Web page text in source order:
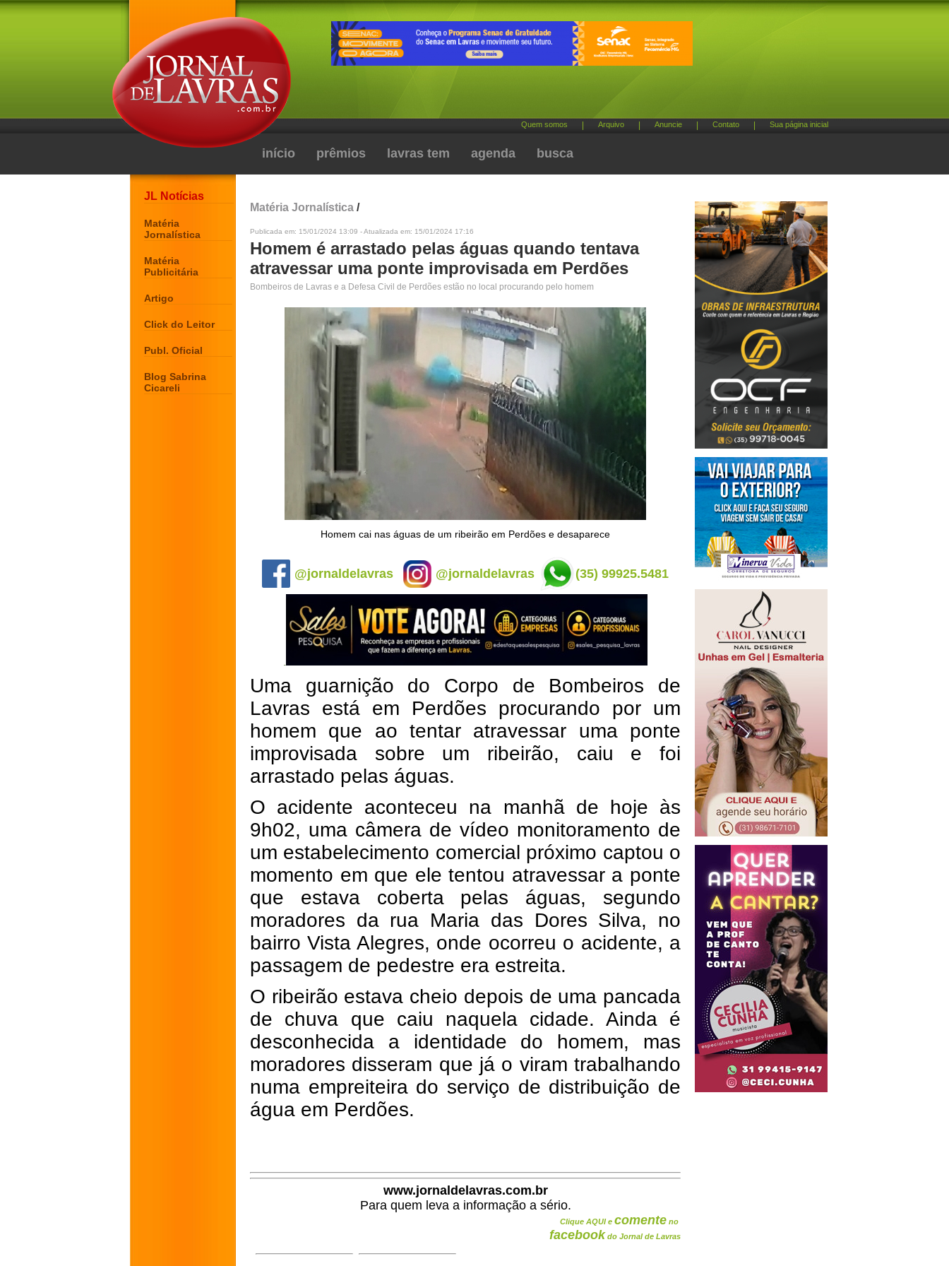
Quem somos Arquivo Anuncie Contato Sua página inicial
início prêmios lavras tem agenda busca
JL Notícias
Matéria
Jornalística
Matéria
Publicitária
Artigo
Click do Leitor
Publ. Oficial
Blog Sabrina
Cicareli
Matéria Jornalística /
Publicada em: 15/01/2024 13:09 - Atualizada em: 15/01/2024 17:16
Homem é arrastado pelas águas quando tentava
atravessar uma ponte improvisada em Perdões
Bombeiros de Lavras e a Defesa Civil de Perdões estão no local procurando pelo homem
Homem cai nas águas de um ribeirão em Perdões e desaparece
@jornaldelavras @jornaldelavras (35) 99925.5481
Uma guarnição do Corpo de Bombeiros de
Lavras está em Perdões procurando por um
homem que ao tentar atravessar uma ponte
improvisada sobre um ribeirão, caiu e foi
arrastado pelas águas.
O acidente aconteceu na manhã de hoje às
9h02, uma câmera de vídeo monitoramento de
um estabelecimento comercial próximo captou o
momento em que ele tentou atravessar a ponte
que estava coberta pelas águas, segundo
moradores da rua Maria das Dores Silva, no
bairro Vista Alegres, onde ocorreu o acidente, a
passagem de pedestre era estreita.
O ribeirão estava cheio depois de uma pancada
de chuva que caiu naquela cidade. Ainda é
desconhecida a identidade do homem, mas
moradores disseram que já o viram trabalhando
numa empreiteira do serviço de distribuição de
água em Perdões.
www.jornaldelavras.com.br
Para quem leva a informação a sério.
Clique AQUI e comente no
facebook do Jornal de Lavras